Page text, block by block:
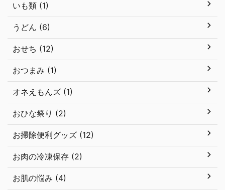
いも類 (1)
うどん (6)
おせち (12)
おつまみ (1)
オネえもんズ (1)
おひな祭り (2)
お掃除便利グッズ (12)
お肉の冷凍保存 (2)
お肌の悩み (4)